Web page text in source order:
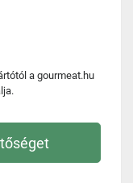
a gourmeat.hu